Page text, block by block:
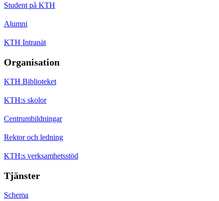
Student på KTH
Alumni
KTH Intranät
Organisation
KTH Biblioteket
KTH:s skolor
Centrumbildningar
Rektor och ledning
KTH:s verksamhetsstöd
Tjänster
Schema